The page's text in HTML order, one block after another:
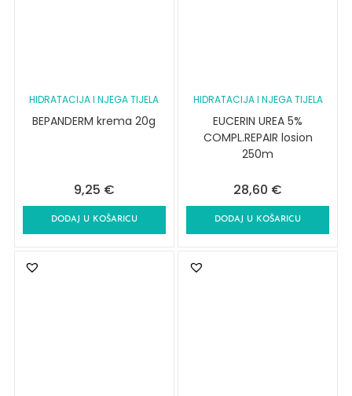
HIDRATACIJA I NJEGA TIJELA
BEPANDERM krema 20g
9,25 €
DODAJ U KOŠARICU
HIDRATACIJA I NJEGA TIJELA
EUCERIN UREA 5%
COMPL.REPAIR losion
250m
28,60 €
DODAJ U KOŠARICU